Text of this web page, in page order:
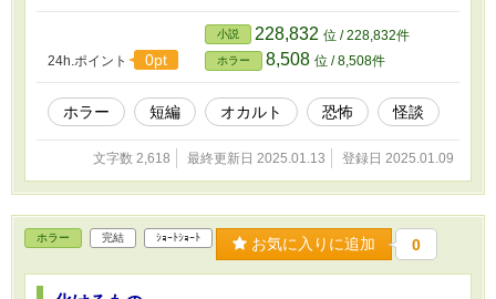
24h.ポイント 0pt
小説 228,832 位 / 228,832件
ホラー 8,508 位 / 8,508件
ホラー 短編 オカルト 恐怖 怪談
文字数 2,618 最終更新日 2025.01.13 登録日 2025.01.09
ホラー 完結 ｼｮｰﾄｼｮｰﾄ お気に入りに追加 0